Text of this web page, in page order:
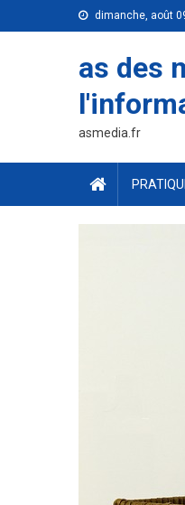
to
dimanche, août
as des
asmedia.fr